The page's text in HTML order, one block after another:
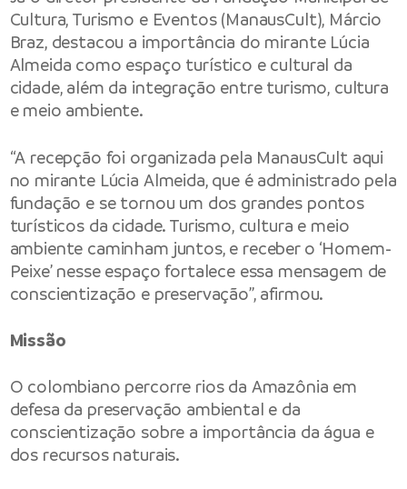
Cultura, Turismo e Eventos (ManausCult), Márcio
Braz, destacou a importância do mirante Lúcia
Almeida como espaço turístico e cultural da
cidade, além da integração entre turismo, cultura
e meio ambiente.
“A recepção foi organizada pela ManausCult aqui
no mirante Lúcia Almeida, que é administrado pela
fundação e se tornou um dos grandes pontos
turísticos da cidade. Turismo, cultura e meio
ambiente caminham juntos, e receber o ‘Homem-
Peixe’ nesse espaço fortalece essa mensagem de
conscientização e preservação”, afirmou.
Missão
O colombiano percorre rios da Amazônia em
defesa da preservação ambiental e da
conscientização sobre a importância da água e
dos recursos naturais.